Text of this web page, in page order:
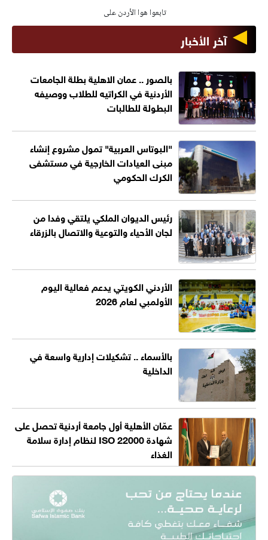
تابعوا هوا الأردن على
آخر الأخبار
بالصور .. عمان الاهلية بطلة الجامعات
الأردنية في الكراتيه للطلاب ووصيفه
البطولة للطالبات
"البوتاس العربية" تمول مشروع إنشاء
مبنى العيادات الخارجية في مستشفى
الكرك الحكومي
رئيس الديوان الملكي يلتقي وفدا من
لجان الأحياء والتوعية والاتصال بالزرقاء
الأردني الكويتي يدعم فعالية اليوم
الأولمبي لعام 2026
بالأسماء .. تشكيلات إدارية واسعة في
الداخلية
عمّان الأهلية أول جامعة أردنية تحصل على
شهادة ISO 22000 لنظام إدارة سلامة
الغذاء